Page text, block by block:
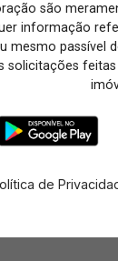
são
informação
de